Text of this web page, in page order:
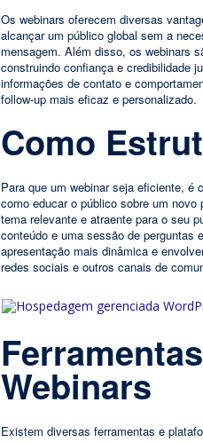
Os webinars oferecem diversas
alcançar um público global sem a
mensagem. Além disso, os webinars
construindo confiança e credibilidade
informações de contato e
follow-up mais eficaz e personalizado.
Como
Para que um webinar seja eficiente, é
como educar o público sobre um
tema relevante e atraente para o seu
conteúdo e uma sessão de
apresentação mais dinâmica e
redes sociais e outros canais de
Webinars
Existem diversas ferramentas e